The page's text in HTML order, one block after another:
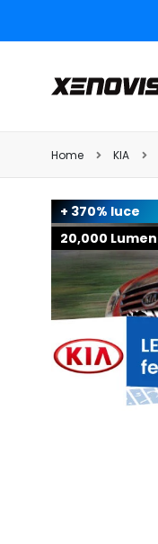
Home KIA
+ 370% luce
20,000 Lumen